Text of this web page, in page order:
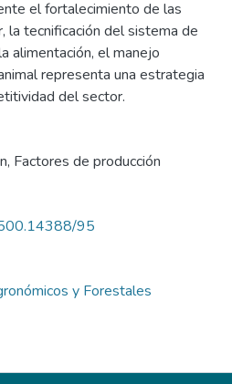
el fortalecimiento de las
la tecnificación del sistema de
alimentación, el manejo
representa una estrategia
del sector.
, Factores de producción
95
y Forestales